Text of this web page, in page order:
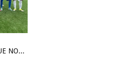
TROIS SÉLECTIONS FACE À LA LIGUE NORMANDIE